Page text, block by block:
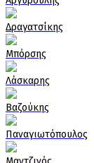
Δραγατσίκης
Μπόρσης
Λάσκαρης
Βαζούκης
Παναγιωτόπουλος